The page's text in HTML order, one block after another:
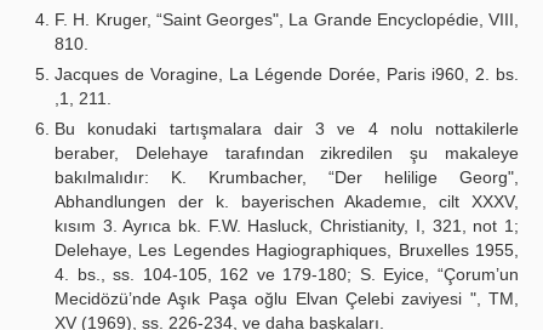
F. H. Kruger, “Saint Georges", La Grande Encyclopédie, VIII,
810.
Jacques de Voragine, La Légende Dorée, Paris i960, 2. bs.
,1, 211.
Bu konudaki tartışmalara dair 3 ve 4 nolu nottakilerle
beraber, Delehaye tarafından zikredilen şu makaleye
bakılmalıdır: K. Krumbacher, “Der helilige Georg",
Abhandlungen der k. bayerischen Akademıe, cilt XXXV,
kısım 3. Ayrıca bk. F.W. Hasluck, Christianity, I, 321, not 1;
Delehaye, Les Legendes Hagiographiques, Bruxelles 1955,
4. bs., ss. 104-105, 162 ve 179-180; S. Eyice, “Çorum’un
Mecidözü’nde Aşık Paşa oğlu Elvan Çelebi zaviyesi ", TM,
XV (1969), ss. 226-234, ve daha başkaları.